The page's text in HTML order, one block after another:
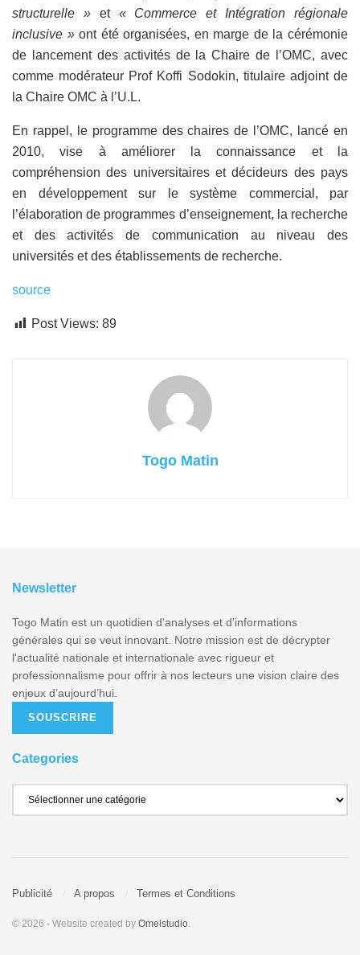
structurelle »et « Commerce et Intégration régionale
inclusive »ont été organisées, en marge de la cérémonie
de lancement des activités de la Chaire de l’OMC, avec
comme modérateur Prof Koffi Sodokin, titulaire adjoint de
la Chaire OMC à l’U.L.
En rappel, le programme des chaires de l’OMC, lancé en
2010, vise à améliorer la connaissance et la
compréhension des universitaires et décideurs des pays
en développement sur le système commercial, par
l’élaboration de programmes d’enseignement, la recherche
et des activités de communication au niveau des
universités et des établissements de recherche.
source
Post Views: 89
Togo Matin
Newsletter
Togo Matin est un quotidien d'analyses et d'informations
générales qui se veut innovant. Notre mission est de décrypter
l'actualité nationale et internationale avec rigueur et
professionnalisme pour offrir à nos lecteurs une vision claire des
enjeux d’aujourd’hui.
SOUSCRIRE
Categories
Publicité A propos Termes et Conditions
© 2026 - Website created by Omelstudio.